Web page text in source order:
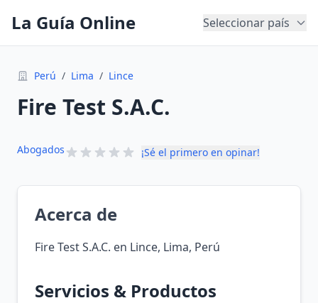
La Guía Online Seleccionar país
Perú / Lima / Lince
Fire Test S.A.C.
Abogados ¡Sé el primero en opinar!
Acerca de
Fire Test S.A.C. en Lince, Lima, Perú
Servicios & Productos